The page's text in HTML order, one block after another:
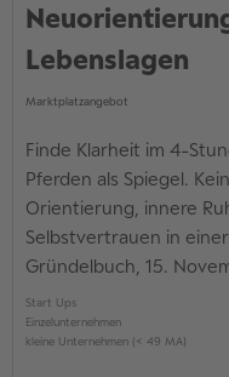
Lebenslagen
Marktplatzangebot
Finde Klarheit im 4-
Pferden als Spiegel.
Orientierung, innere
Selbstvertrauen in
Gründelbuch, 15.
Start Ups
Einzelunternehmen
kleine Unternehmen (< 49 MA)